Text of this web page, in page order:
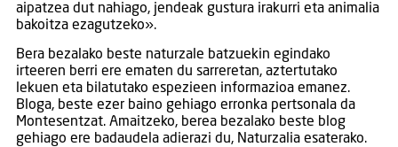
aipatzea dut nahiago, jendeak gustura irakurri eta animalia
bakoitza ezagutzeko».
Bera bezalako beste naturzale batzuekin egindako
irteeren berri ere ematen du sarreretan, aztertutako
lekuen eta bilatutako espezieen informazioa emanez.
Bloga, beste ezer baino gehiago erronka pertsonala da
Montesentzat. Amaitzeko, berea bezalako beste blog
gehiago ere badaudela adierazi du, Naturzalia esaterako.